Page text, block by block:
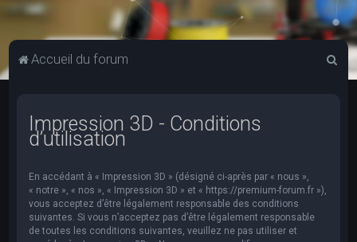
Accueil du forum
Impression 3D - Conditions
d’utilisation
En accédant à « Impression 3D » (désigné ci-après par « nous »,
« notre », « nos », « Impression 3D » et « https://premium-forum.fr »),
vous acceptez d’être légalement responsable des conditions
suivantes. Si vous n’acceptez pas d’être légalement responsable
de toutes les conditions suivantes, veuillez ne pas utiliser et